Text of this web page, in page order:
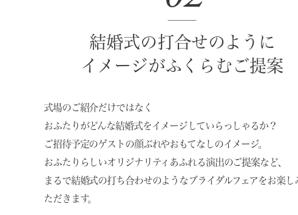
結婚式の打合せのように
イメージがふくらむご提案
式場のご紹介だけではなく
おふたりがどんな結婚式をイメージしていらっしゃるか？
ご招待予定のゲストの顔ぶれやおもてなしのイメージ。
おふたりらしいオリジナリティあふれる演出のご提案など、
まるで結婚式の打ち合わせのようなブライダルフェアをお楽し
ただきます。